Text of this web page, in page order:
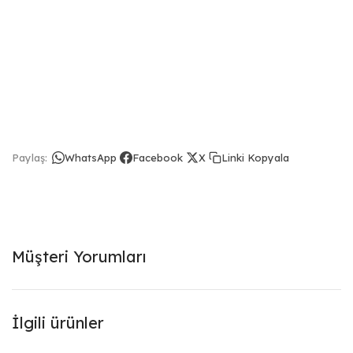
Paylaş: WhatsApp Facebook X Linki Kopyala
Müşteri Yorumları
İlgili ürünler